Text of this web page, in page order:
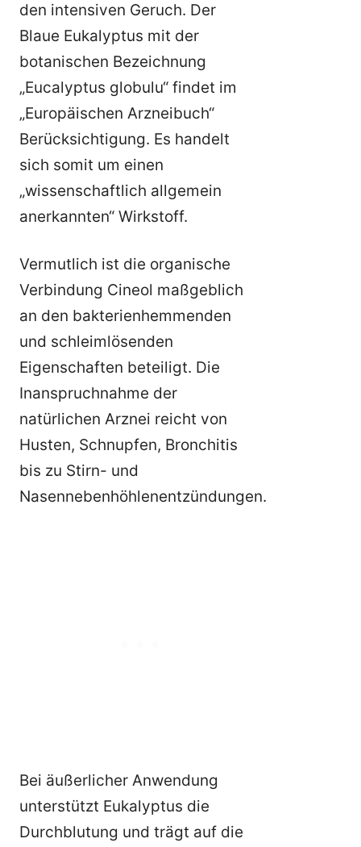
den intensiven Geruch. Der
Blaue Eukalyptus mit der
botanischen Bezeichnung
„Eucalyptus globulu“ findet im
„Europäischen Arzneibuch“
Berücksichtigung. Es handelt
sich somit um einen
„wissenschaftlich allgemein
anerkannten“ Wirkstoff.
Vermutlich ist die organische
Verbindung Cineol maßgeblich
an den bakterienhemmenden
und schleimlösenden
Eigenschaften beteiligt. Die
Inanspruchnahme der
natürlichen Arznei reicht von
Husten, Schnupfen, Bronchitis
bis zu Stirn- und
Nasennebenhöhlenentzündungen.
Bei äußerlicher Anwendung
unterstützt Eukalyptus die
Durchblutung und trägt auf die